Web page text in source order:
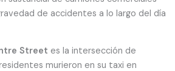
de accidentes a lo largo del día
Street es la intersección de
murieron en su taxi en